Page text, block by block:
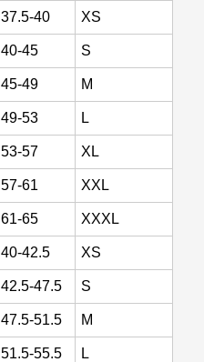
37.5-40 XS
40-45 S
45-49 M
49-53 L
53-57 XL
57-61 XXL
61-65 XXXL
40-42.5 XS
42.5-47.5 S
47.5-51.5 M
51.5-55.5 L